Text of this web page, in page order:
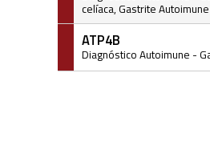
celíaca, Gastrite
ATP4B
Diagnóstico Autoimune -